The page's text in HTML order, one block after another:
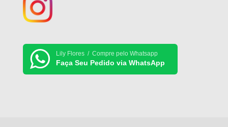
Lily Flores / Compre pelo Whatsapp
Faça Seu Pedido via WhatsApp